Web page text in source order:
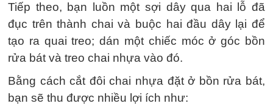
Tiếp theo, bạn luồn một sợi dây qua hai lỗ đã
đục trên thành chai và buộc hai đầu dây lại để
tạo ra quai treo; dán một chiếc móc ở góc bồn
rửa bát và treo chai nhựa vào đó.
Bằng cách cắt đôi chai nhựa đặt ở bồn rửa bát,
bạn sẽ thu được nhiều lợi ích như: